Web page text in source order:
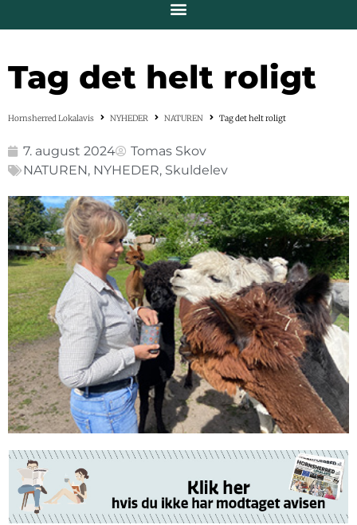
Tag det helt roligt
Hornsherred Lokalavis NYHEDER NATUREN Tag det helt roligt
7. august 2024
Tomas Skov
NATUREN, NYHEDER, Skuldelev